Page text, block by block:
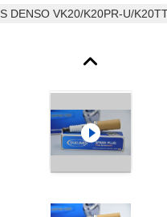
DENSO VK20/K20PR-U/